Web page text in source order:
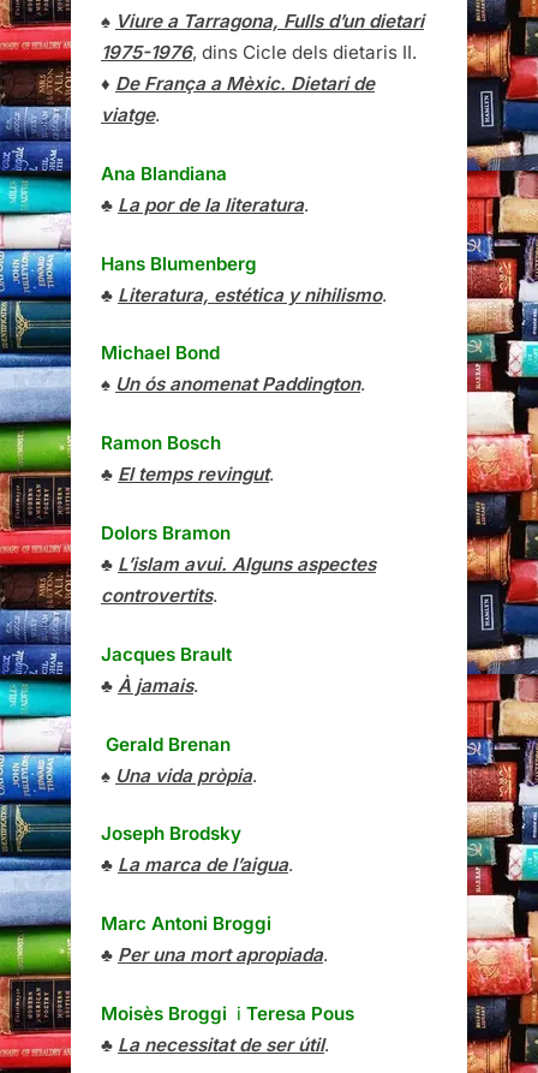
♠ Viure a Tarragona, Fulls d’un dietari
1975-1976, dins Cicle dels dietaris II.
♦ De França a Mèxic. Dietari de
viatge.
Ana Blandiana
♣ La por de la literatura.
Hans Blumenberg
♣ Literatura, estética y nihilismo.
Michael Bond
♠ Un ós anomenat Paddington.
Ramon Bosch
♣ El temps revingut.
Dolors Bramon
♣ L’islam avui. Alguns aspectes
controvertits.
Jacques Brault
♣ À jamais.
Gerald Brenan
♠ Una vida pròpia.
Joseph Brodsky
♣ La marca de l’aigua.
Marc Antoni Broggi
♣ Per una mort apropiada.
Moisès Broggi i Teresa Pous
♣ La necessitat de ser útil.